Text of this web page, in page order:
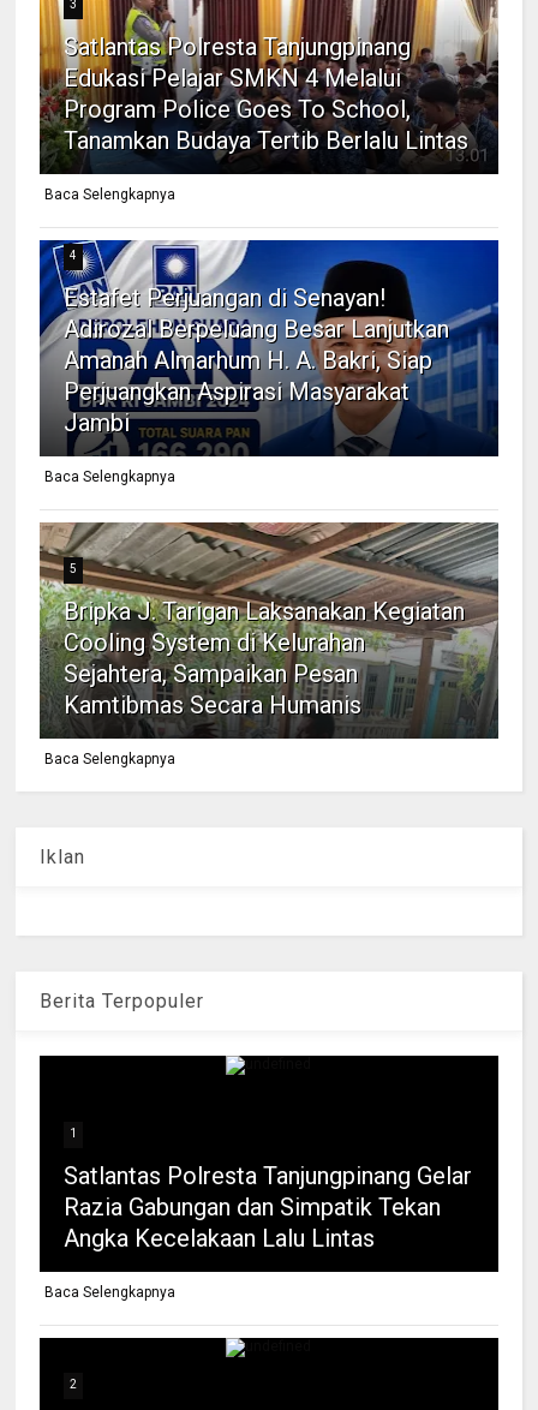
3
Satlantas Polresta Tanjungpinang
Edukasi Pelajar SMKN 4 Melalui
Program Police Goes To School,
Tanamkan Budaya Tertib Berlalu Lintas
Baca Selengkapnya
4
Estafet Perjuangan di Senayan!
Adirozal Berpeluang Besar Lanjutkan
Amanah Almarhum H. A. Bakri, Siap
Perjuangkan Aspirasi Masyarakat
Jambi
Baca Selengkapnya
5
Bripka J. Tarigan Laksanakan Kegiatan
Cooling System di Kelurahan
Sejahtera, Sampaikan Pesan
Kamtibmas Secara Humanis
Baca Selengkapnya
Iklan
Berita Terpopuler
1
Satlantas Polresta Tanjungpinang Gelar
Razia Gabungan dan Simpatik Tekan
Angka Kecelakaan Lalu Lintas
Baca Selengkapnya
2